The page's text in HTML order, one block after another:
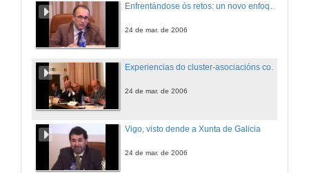
24 de mar. de 2006
Experiencias do cluster-asociacións como solución dos sectores empresariais
24 de mar. de 2006
Vigo, visto dende a Xunta de Galicia
24 de mar. de 2006